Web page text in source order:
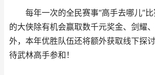
每年一次的全民赛事“高手去哪儿”
的大侠除有机会赢取数千元奖金、剑耀
外，本年优胜队伍还将额外获取线下探
待武林高手参和！